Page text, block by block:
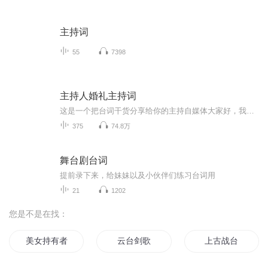
主持词
55 7398
主持人婚礼主持词
375 74.8万
舞台剧台词
提前录下来，给妹妹以及小伙伴们练习台词用
21 1202
您是不是在找：
美女持有者 云台剑歌 上古战台